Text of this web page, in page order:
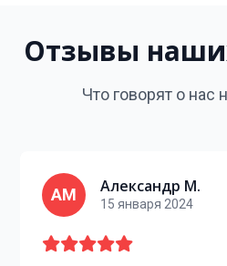
Отзывы
Что говорят о нас
АМ Александр М.
15 января 2024